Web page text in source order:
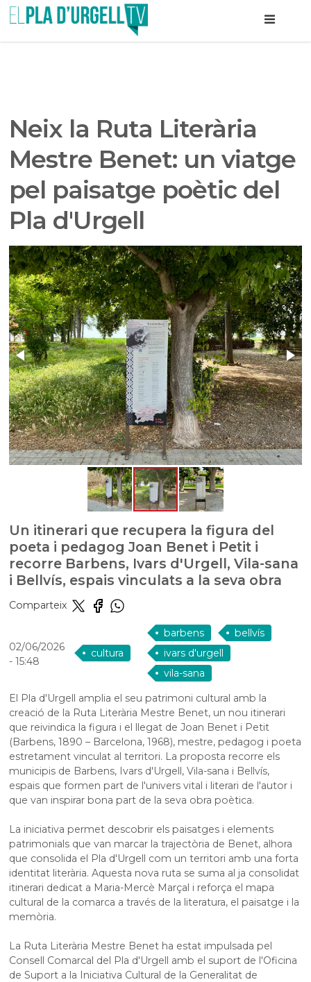
Neix la Ruta Literària
Mestre Benet: un viatge
pel paisatge poètic del
Pla d'Urgell
Un itinerari que recupera la figura del
poeta i pedagog Joan Benet i Petit i
recorre Barbens, Ivars d'Urgell, Vila-sana
i Bellvís, espais vinculats a la seva obra
Comparteix
02/06/2026
- 15:48
cultura
barbens
bellvís
ivars d'urgell
vila-sana
El Pla d'Urgell amplia el seu patrimoni cultural amb la
creació de la Ruta Literària Mestre Benet, un nou itinerari
que reivindica la figura i el llegat de Joan Benet i Petit
(Barbens, 1890 – Barcelona, 1968), mestre, pedagog i poeta
estretament vinculat al territori. La proposta recorre els
municipis de Barbens, Ivars d'Urgell, Vila-sana i Bellvís,
espais que formen part de l'univers vital i literari de l'autor i
que van inspirar bona part de la seva obra poètica.
La iniciativa permet descobrir els paisatges i elements
patrimonials que van marcar la trajectòria de Benet, alhora
que consolida el Pla d'Urgell com un territori amb una forta
identitat literària. Aquesta nova ruta se suma al ja consolidat
itinerari dedicat a Maria-Mercè Marçal i reforça el mapa
cultural de la comarca a través de la literatura, el paisatge i la
memòria.
La Ruta Literària Mestre Benet ha estat impulsada pel
Consell Comarcal del Pla d'Urgell amb el suport de l'Oficina
de Suport a la Iniciativa Cultural de la Generalitat de